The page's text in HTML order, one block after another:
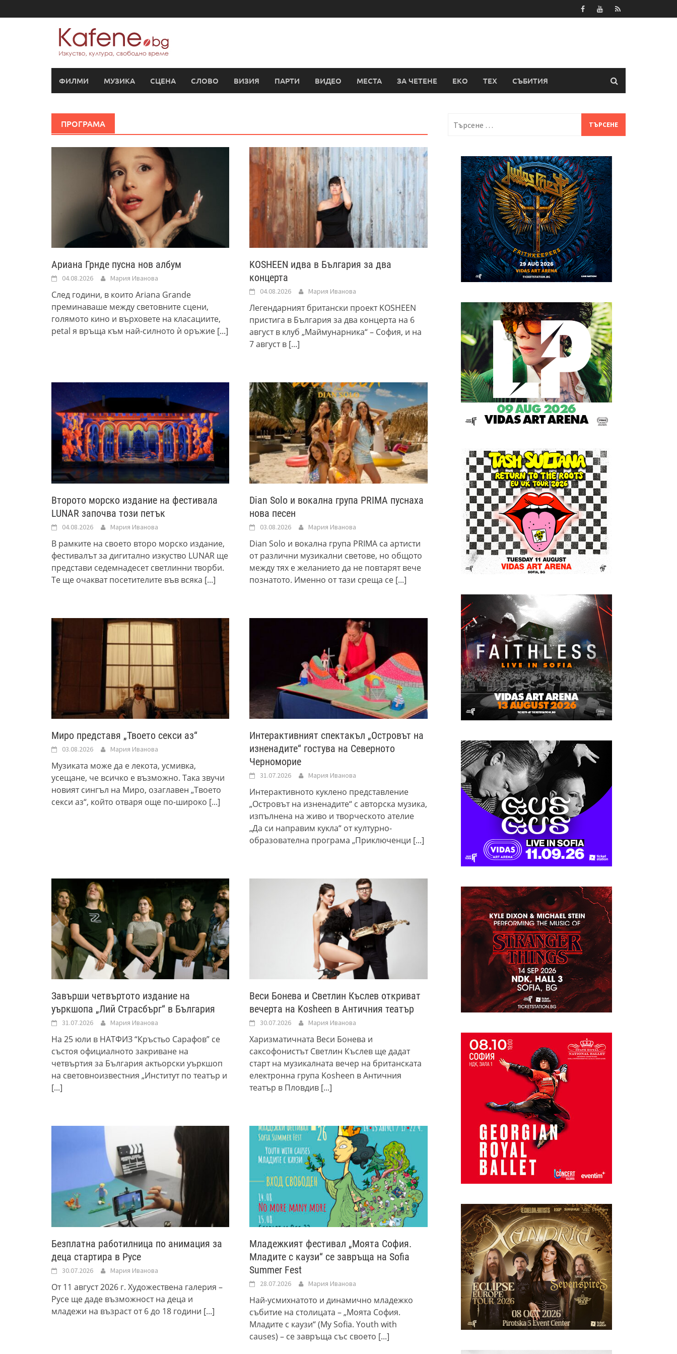
to
ФИЛМИ МУЗИКА СЦЕНА СЛОВО ВИЗИЯ ПАРТИ ВИДЕО МЕСТА ЗА ЧЕТЕНЕ ЕКО ТЕХ СЪБИТИЯ
ПРОГРАМА
Ариана Грнде пусна нов албум
04.08.2026 Мария Иванова
След години, в които Ariana Grande
преминаваше между световните сцени,
голямото кино и върховете на класациите,
petal я връща към най-силното ѝ оръжие [...]
KOSHEEN идва в България за два
концерта
04.08.2026 Мария Иванова
Легендарният британски проект KOSHEEN
пристига в България за два концерта на 6
август в клуб „Маймунарника“ – София, и на
7 август в [...]
Второто морско издание на фестивала
LUNAR започва този петък
04.08.2026 Мария Иванова
В рамките на своето второ морско издание,
фестивалът за дигитално изкуство LUNAR ще
представи седемнадесет светлинни творби.
Те ще очакват посетителите във всяка [...]
Dian Solo и вокална група PRIMA пуснаха
нова песен
03.08.2026 Мария Иванова
Dian Solo и вокална група PRIMA са артисти
от различни музикални светове, но общото
между тях e желанието да не повтарят вече
познатото. Именно от тази среща се [...]
Миро представя „Твоето секси аз“
03.08.2026 Мария Иванова
Музиката може да е лекота, усмивка,
усещане, че всичко е възможно. Така звучи
новият сингъл на Миро, озаглавен „Твоето
секси аз“, който отваря още по-широко [...]
Интерактивният спектакъл „Островът на
изненадите“ гостува на Северното
Черноморие
31.07.2026 Мария Иванова
Интерактивното куклено представление
„Островът на изненадите“ с авторска музика,
изпълнена на живо и творческото ателие
„Да си направим кукла“ от културно-
образователна програма „Приключенци [...]
Завърши четвъртото издание на
уъркшопа „Лий Страсбърг“ в България
31.07.2026 Мария Иванова
На 25 юли в НАТФИЗ “Кръстьо Сарафов” се
състоя официалното закриване на
четвъртия за България актьорски уъркшоп
на световноизвестния „Институт по театър и
[...]
Веси Бонева и Светлин Къслев откриват
вечерта на Kosheen в Античния театър
30.07.2026 Мария Иванова
Харизматичната Веси Бонева и
саксофонистът Светлин Къслев ще дадат
старт на музикалната вечер на британската
електронна група Kosheen в Античния
театър в Пловдив [...]
Безплатна работилница по анимация за
деца стартира в Русе
30.07.2026 Мария Иванова
От 11 август 2026 г. Художествена галерия –
Русе ще даде възможност на деца и
младежи на възраст от 6 до 18 години [...]
Младежкият фестивал „Моята София.
Младите с каузи“ се завръща на Sofia
Summer Fest
28.07.2026 Мария Иванова
Най-усмихнатото и динамично младежко
събитие на столицата – „Моята София.
Младите с каузи“ (My Sofia. Youth with
causes) – се завръща със своето [...]
за: